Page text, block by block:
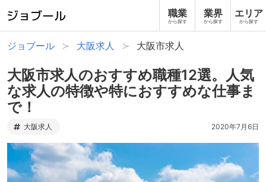
職業
から探す
業界
から探す
エリア
から探す
ジョブール 大阪求人 大阪市求人
大阪市求人のおすすめ職種12選。人気
な求人の特徴や特におすすめな仕事ま
で！
大阪求人 2020年7月6日